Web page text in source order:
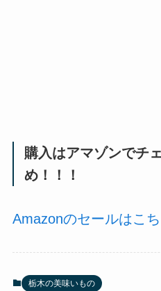
購入はアマゾンでチ
め！！！
Amazonのセールはこ
栃木の美味いもの